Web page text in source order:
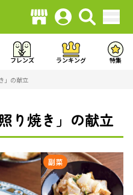
フレンズ ランキング 特集
」の献立
り焼き」の献立
副菜